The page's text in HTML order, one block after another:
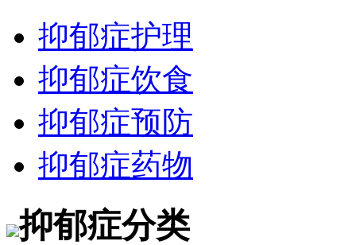
抑郁症护理
抑郁症饮食
抑郁症预防
抑郁症药物
抑郁症分类